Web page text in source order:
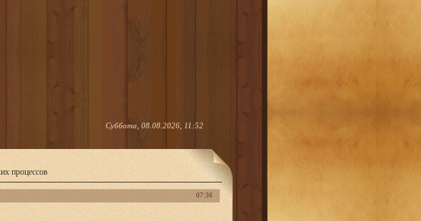
Суббота, 08.08.2026, 11:52
процессов
07:36